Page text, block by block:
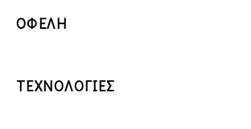
ΟΦΕΛΗ
ΤΕΧΝΟΛΟΓΙΕΣ